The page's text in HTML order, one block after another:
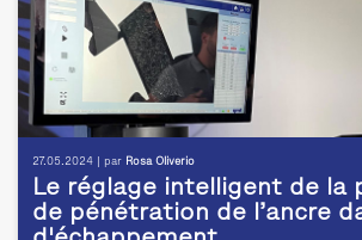
27.05.2024 | par Rosa Oliverio
Le réglage intelligent de la
de pénétration de l’ancre